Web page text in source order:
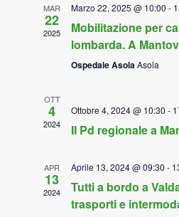
MAR
22
2025
Marzo 22, 2025 @ 10:00 -
Mobilitazione per
lombarda. A
Ospedale AsolaAsola
OTT
4
2024
Ottobre 4, 2024 @ 10:30 -
Il Pd regionale a
APR
13
2024
Aprile 13, 2024 @ 09:30 -
Tutti a bordo a
trasporti e